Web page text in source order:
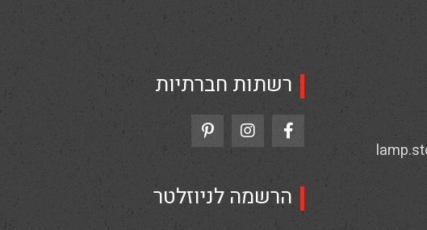
רשתות חברתיות
הרשמה לניוזלטר